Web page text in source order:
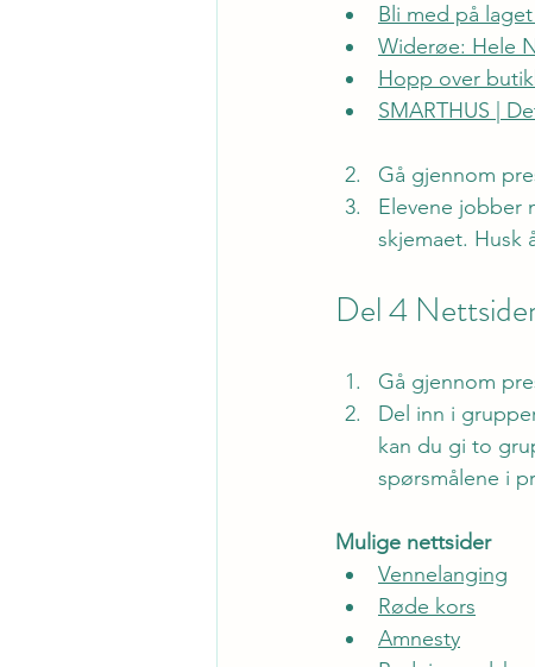
Bli med på
Widerøe: Hele
Hopp over
SMARTHUS |
Gå gjennom
Elevene jobber
skjemaet. Husk
Del 4
Gå gjennom
Del inn i
kan du gi to
spørsmålene i
Mulige nettsider
Vennelanging
Røde kors
Amnesty